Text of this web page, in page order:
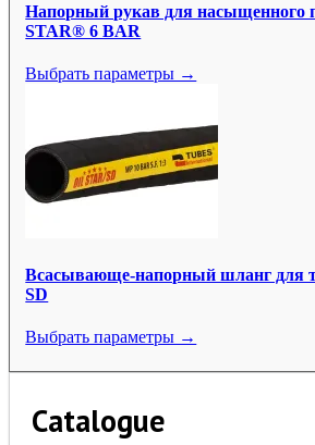
Напорный рукав для насыщенного
STAR® 6 BAR
Выбрать параметры →
Всасывающе-напорный шланг для
SD
Выбрать параметры →
Catalogue